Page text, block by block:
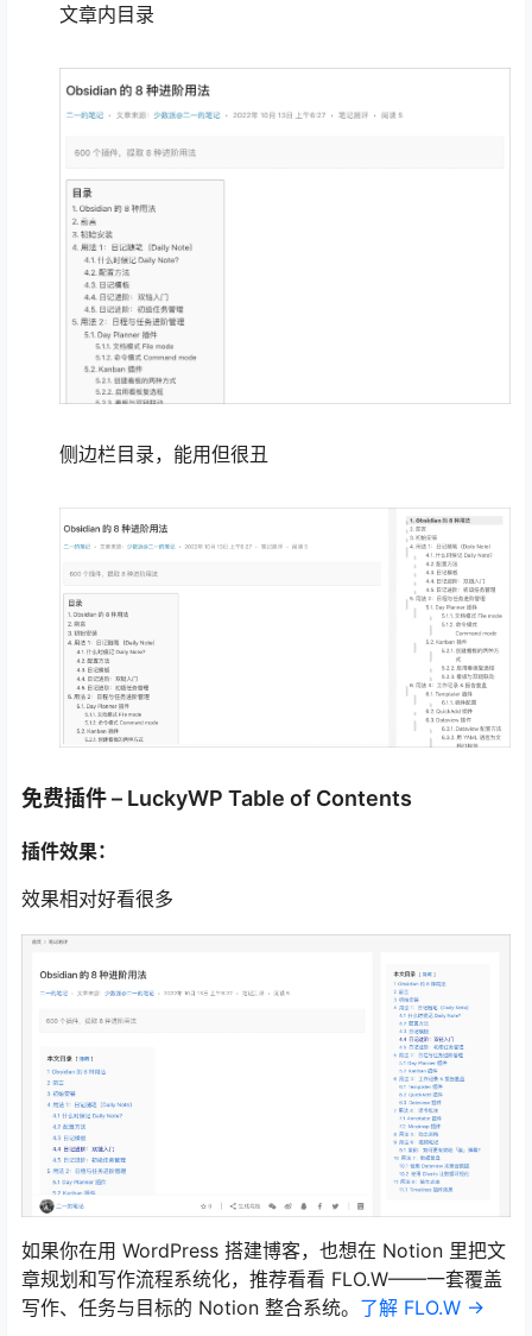
文章内目录
侧边栏目录，能用但很丑
免费插件 – LuckyWP Table of Contents
插件效果：
效果相对好看很多
如果你在用 WordPress 搭建博客，也想在 Notion 里把文
章规划和写作流程系统化，推荐看看 FLO.W——一套覆盖
写作、任务与目标的 Notion 整合系统。 了解 FLO.W →